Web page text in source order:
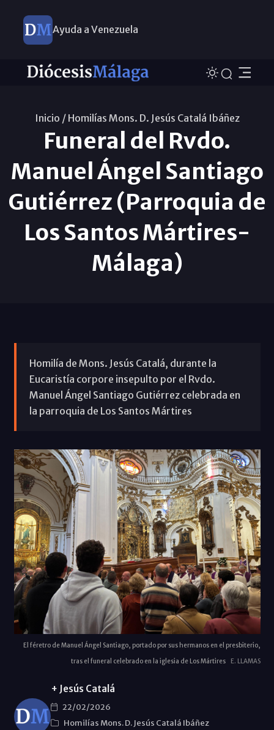
Ayuda a Venezuela
Inicio / Homilías Mons. D. Jesús Catalá Ibáñez
Funeral del Rvdo.
Manuel Ángel Santiago
Gutiérrez (Parroquia de
Los Santos Mártires-
Málaga)
Homilía de Mons. Jesús Catalá, durante la
Eucaristía corpore insepulto por el Rvdo.
Manuel Ángel Santiago Gutiérrez celebrada en
la parroquia de Los Santos Mártires
El féretro de Manuel Ángel Santiago, portado por sus hermanos en el presbiterio,
tras el funeral celebrado en la iglesia de Los Mártires
E. LLAMAS
+ Jesús Catalá
22/02/2026
Homilías Mons. D. Jesús Catalá Ibáñez